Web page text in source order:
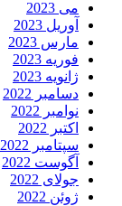
2023
2023
2023
2023
2022
2022
2022
2022
2022
2022
2022